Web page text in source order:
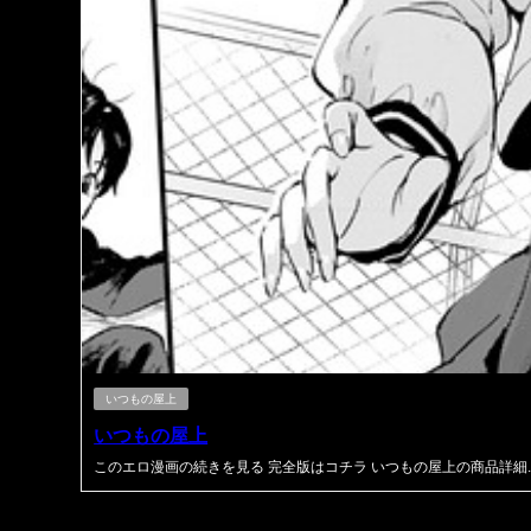
いつもの屋上
いつもの屋上
このエロ漫画の続きを見る 完全版はコチラ いつもの屋上の商品詳細